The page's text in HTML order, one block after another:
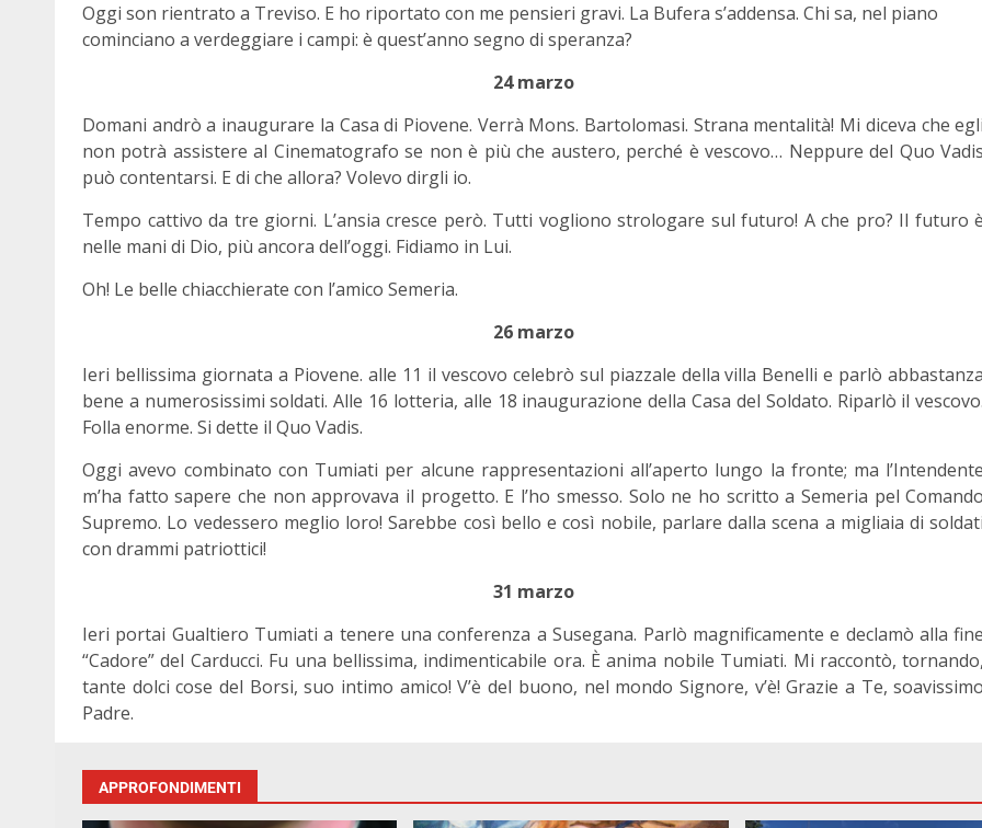
Oggi son rientrato a Treviso. E ho riportato con me pensieri gravi. La Bufera s’addensa. Chi sa, nel piano
cominciano a verdeggiare i campi: è quest’anno segno di speranza?
24 marzo
Domani andrò a inaugurare la Casa di Piovene. Verrà Mons. Bartolomasi. Strana mentalità! Mi diceva che
non potrà assistere al Cinematografo se non è più che austero, perché è vescovo… Neppure del Quo
può contentarsi. E di che allora? Volevo dirgli io.
Tempo cattivo da tre giorni. L’ansia cresce però. Tutti vogliono strologare sul futuro! A che pro? Il futuro
nelle mani di Dio, più ancora dell’oggi. Fidiamo in Lui.
Oh! Le belle chiacchierate con l’amico Semeria.
26 marzo
Ieri bellissima giornata a Piovene. alle 11 il vescovo celebrò sul piazzale della villa Benelli e parlò
bene a numerosissimi soldati. Alle 16 lotteria, alle 18 inaugurazione della Casa del Soldato. Riparlò il
Folla enorme. Si dette il Quo Vadis.
Oggi avevo combinato con Tumiati per alcune rappresentazioni all’aperto lungo la fronte; ma
m’ha fatto sapere che non approvava il progetto. E l’ho smesso. Solo ne ho scritto a Semeria pel
Supremo. Lo vedessero meglio loro! Sarebbe così bello e così nobile, parlare dalla scena a migliaia di
con drammi patriottici!
31 marzo
Ieri portai Gualtiero Tumiati a tenere una conferenza a Susegana. Parlò magnificamente e declamò alla
“Cadore” del Carducci. Fu una bellissima, indimenticabile ora. È anima nobile Tumiati. Mi raccontò,
tante dolci cose del Borsi, suo intimo amico! V’è del buono, nel mondo Signore, v’è! Grazie a Te,
Padre.
APPROFONDIMENTI